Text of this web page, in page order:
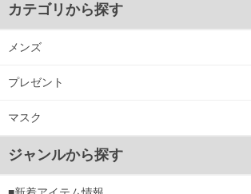
カテゴリから探す
メンズ
プレゼント
マスク
ジャンルから探す